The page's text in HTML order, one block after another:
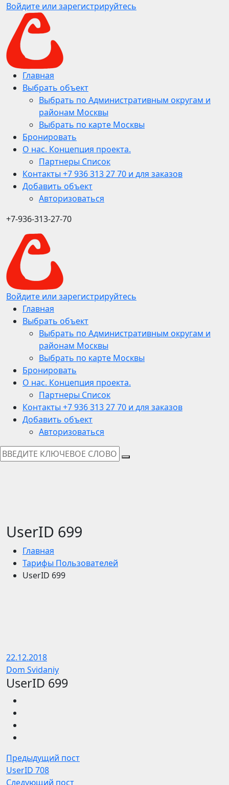
Войдите или зарегистрируйтесь
Главная
Выбрать объект
Выбрать по Административным округам и
районам Москвы
Выбрать по карте Москвы
Бронировать
О нас. Концепция проекта.
Партнеры Список
Контакты +7 936 313 27 70 и для заказов
Добавить объект
Авторизоваться
+7-936-313-27-70
Войдите или зарегистрируйтесь
Главная
Выбрать объект
Выбрать по Административным округам и
районам Москвы
Выбрать по карте Москвы
Бронировать
О нас. Концепция проекта.
Партнеры Список
Контакты +7 936 313 27 70 и для заказов
Добавить объект
Авторизоваться
UserID 699
Главная
Тарифы Пользователей
UserID 699
22.12.2018
Dom Svidaniy
UserID 699
Предыдущий пост
UserID 708
Следующий пост